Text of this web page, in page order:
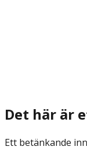
Det här är
Ett betänkande